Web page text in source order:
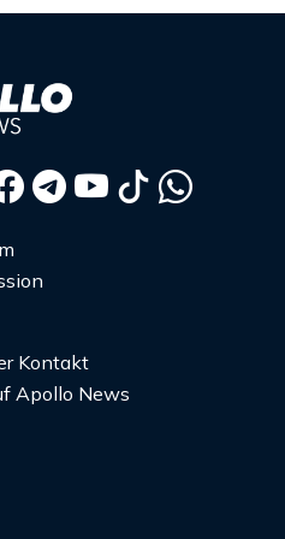
Kontakt
Apollo News